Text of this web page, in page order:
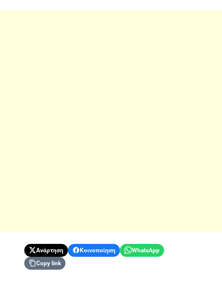
Ανάρτηση Κοινοποίηση
WhatsApp
Copy link